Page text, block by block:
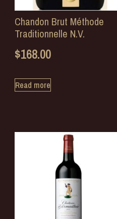
Chandon Brut Méthode
Traditionnelle N.V.
$168.00
Read more